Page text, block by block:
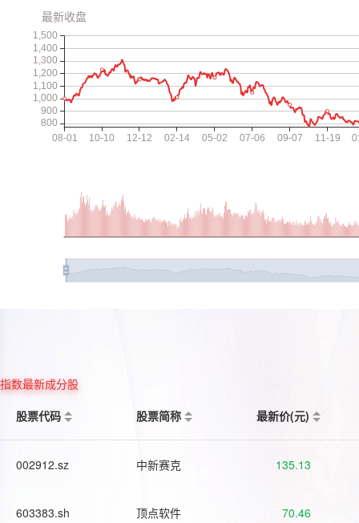
指数最新成分股
股票代码
股票简称 最新价(元)
002912.sz 中新赛克 135.13
603383.sh 顶点软件 70.46